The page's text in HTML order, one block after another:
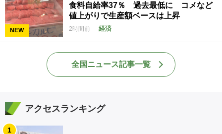
NEW
食料自給率37％ 過去最低に コメなど
値上がりで生産額ベースは上昇
2時間前 経済
全国ニュース記事一覧
アクセスランキング
1